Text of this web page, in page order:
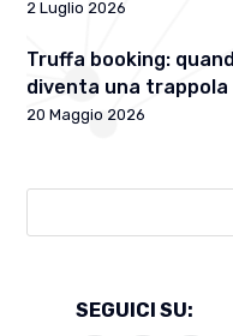
2 Luglio 2026
Truffa booking:
diventa una trappola
20 Maggio 2026
SEGUICI SU: